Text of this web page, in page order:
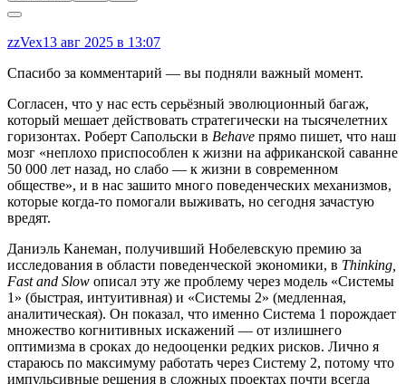
zzVex13 авг 2025 в 13:07
Спасибо за комментарий — вы подняли важный момент.
Согласен, что у нас есть серьёзный эволюционный багаж,
который мешает действовать стратегически на тысячелетних
горизонтах. Роберт Сапольски в Behave прямо пишет, что наш
мозг «неплохо приспособлен к жизни на африканской саванне
50 000 лет назад, но слабо — к жизни в современном
обществе», и в нас зашито много поведенческих механизмов,
которые когда-то помогали выживать, но сегодня зачастую
вредят.
Даниэль Канеман, получивший Нобелевскую премию за
исследования в области поведенческой экономики, в Thinking,
Fast and Slow описал эту же проблему через модель «Системы
1» (быстрая, интуитивная) и «Системы 2» (медленная,
аналитическая). Он показал, что именно Система 1 порождает
множество когнитивных искажений — от излишнего
оптимизма в сроках до недооценки редких рисков. Лично я
стараюсь по максимуму работать через Систему 2, потому что
импульсивные решения в сложных проектах почти всегда